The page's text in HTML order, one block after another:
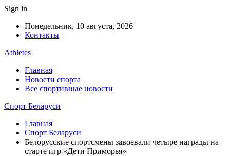
Sign in
Понедельник, 10 августа, 2026
Контакты
Athletes
Главная
Новости спорта
Все спортивные новости
Спорт Беларуси
Главная
Спорт Беларуси
Белорусские спортсмены завоевали четыре награды на
старте игр «Дети Приморья»